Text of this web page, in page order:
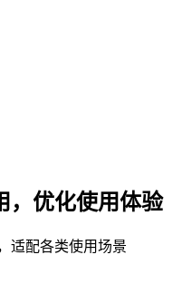
，优化使用体验
适配各类使用场景